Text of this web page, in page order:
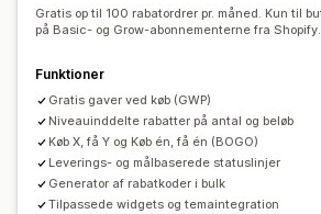
Dynamiske priser Tilpassede rabatter
Tilpassede skrifttyper
Tilpasning til lokale forhold
Kampagner
Udløsere og regler Kombinering af
Automatiseringer Målretning
Gratis op til 100 rabatordrer pr. måned. Kun til
på Basic- og Grow-abonnementerne fra Shopify.
Funktioner
Gratis gaver ved køb (GWP)
Niveauinddelte rabatter på antal og beløb
Køb X, få Y og Køb én, få én (BOGO)
Leverings- og målbaserede statuslinjer
Generator af rabatkoder i bulk
Tilpassede widgets og temaintegration